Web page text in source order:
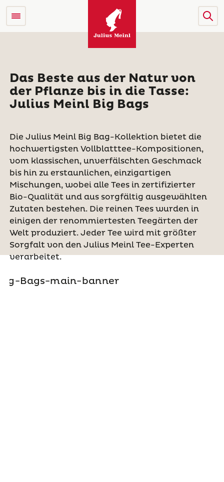
Das Beste aus der Natur von
der Pflanze bis in die Tasse:
Julius Meinl Big Bags
Die Julius Meinl Big Bag-Kollektion bietet die
hochwertigsten Vollblatttee-Kompositionen,
vom klassischen, unverfälschten Geschmack
bis hin zu erstaunlichen, einzigartigen
Mischungen, wobei alle Tees in zertifizierter
Bio-Qualität und aus sorgfältig ausgewählten
Zutaten bestehen. Die reinen Tees wurden in
einigen der renommiertesten Teegärten der
Welt produziert. Jeder Tee wird mit größter
Sorgfalt von den Julius Meinl Tee-Experten
verarbeitet.